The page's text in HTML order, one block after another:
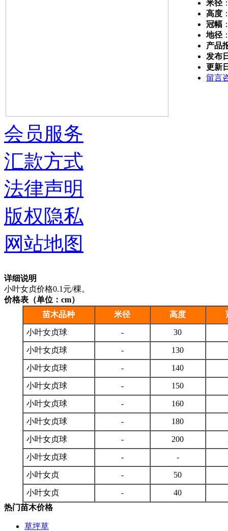
米径
高度
冠幅
地径
产品
发布
更新
留言
详细说明
小叶女贞价格0.1元/棵。
价格表（单位：cm）
苗木品种
米径 高度
小叶女贞球 - 30
小叶女贞球 - 130
小叶女贞球 - 140
小叶女贞球 - 150
小叶女贞球 - 160
小叶女贞球 - 180
小叶女贞球 - 200
小叶女贞球 - -
小叶女贞 - 50
小叶女贞 -
40
热门苗木价格
草坪草
会员服务
汇款方式
法律声明
版权隐私
网站地图